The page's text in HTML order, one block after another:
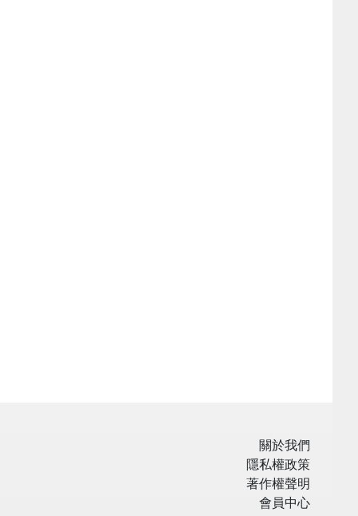
關於我們
隱私權政策
著作權聲明
會員中心